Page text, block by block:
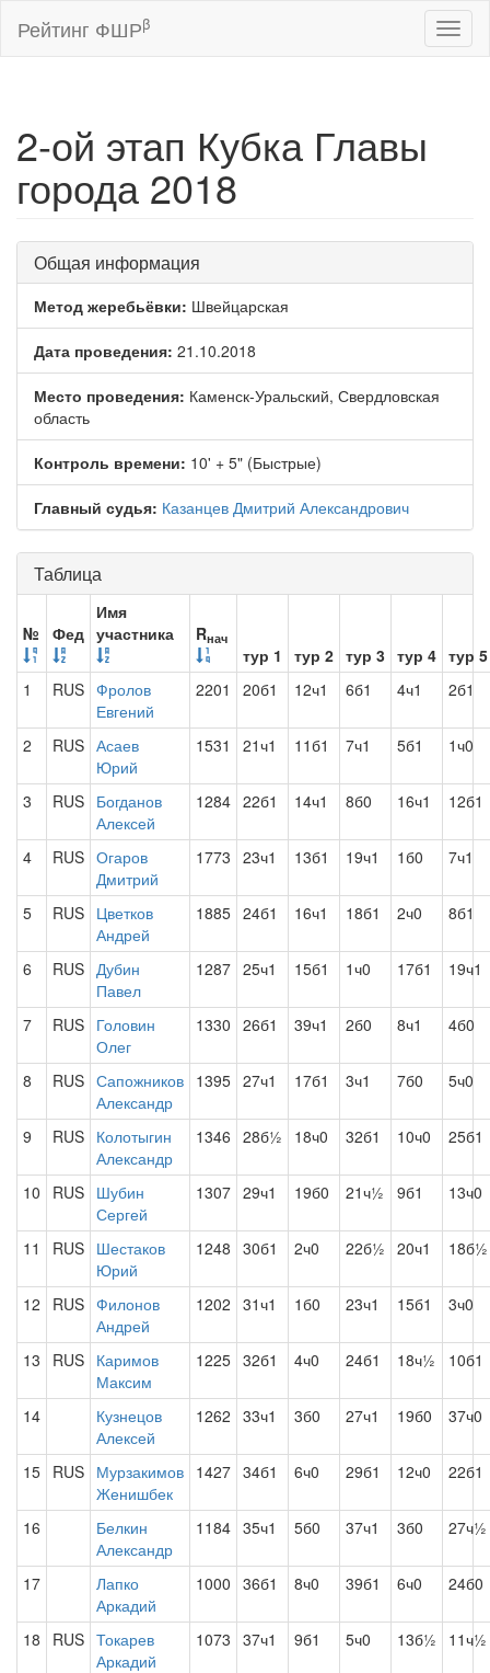
Рейтинг ФШРβ
2-ой этап Кубка Главы
города 2018
Общая информация
Метод жеребьёвки: Швейцарская
Дата проведения: 21.10.2018
Место проведения: Каменск-Уральский, Свердловская
область
Контроль времени: 10' + 5" (Быстрые)
Главный судья: Казанцев Дмитрий Александрович
Таблица
№ Фед
Имя
участника
Rнач
тур 1 тур 2 тур 3 тур 4 тур 5
1
RUS Фролов
Евгений
2201 20б1 12ч1 6б1 4ч1 2б1
2 RUS Асаев
Юрий
1531 21ч1 11б1 7ч1 5б1 1ч0
3 RUS Богданов
Алексей
1284 22б1 14ч1 8б0 16ч1 12б1
4 RUS Огаров
Дмитрий
1773 23ч1 13б1 19ч1 1б0 7ч1
5 RUS Цветков
Андрей
1885 24б1 16ч1 18б1 2ч0 8б1
6 RUS Дубин
Павел
1287 25ч1 15б1 1ч0 17б1 19ч1
7 RUS Головин
Олег
1330 26б1 39ч1 2б0 8ч1 4б0
8 RUS Сапожников
Александр
1395 27ч1 17б1 3ч1 7б0 5ч0
9 RUS Колотыгин
Александр
1346 28б½ 18ч0 32б1 10ч0 25б1
10 RUS Шубин
Сергей
1307 29ч1 19б0 21ч½ 9б1 13ч0
11 RUS Шестаков
Юрий
1248 30б1 2ч0 22б½ 20ч1 18б½
12 RUS Филонов
Андрей
1202 31ч1 1б0 23ч1 15б1 3ч0
13 RUS Каримов
Максим
1225 32б1 4ч0 24б1 18ч½ 10б1
14
Кузнецов
Алексей
1262 33ч1 3б0 27ч1 19б0 37ч0
15 RUS Мурзакимов
Женишбек
1427 34б1 6ч0 29б1 12ч0 22б1
16
Белкин
Александр
1184 35ч1 5б0 37ч1 3б0 27ч½
17
Лапко
Аркадий
1000 36б1 8ч0 39б1 6ч0 24б0
18 RUS Токарев
Аркадий
1073 37ч1 9б1 5ч0 13б½ 11ч½